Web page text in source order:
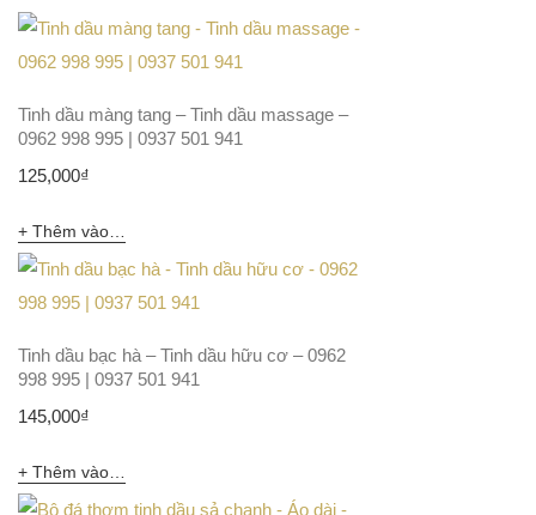
Tinh dầu màng tang – Tinh dầu massage –
0962 998 995 | 0937 501 941
125,000₫
Thêm vào giỏ hàng
Tinh dầu bạc hà – Tinh dầu hữu cơ – 0962
998 995 | 0937 501 941
145,000₫
Thêm vào giỏ hàng